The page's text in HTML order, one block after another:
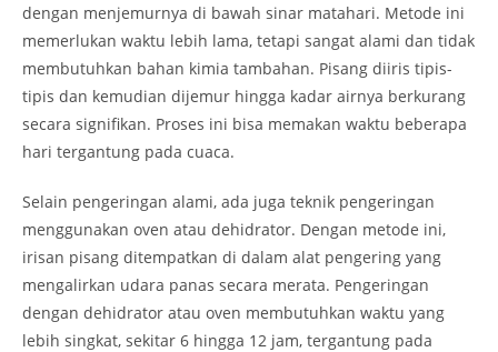
dengan menjemurnya di bawah sinar matahari. Metode ini
memerlukan waktu lebih lama, tetapi sangat alami dan tidak
membutuhkan bahan kimia tambahan. Pisang diiris tipis-
tipis dan kemudian dijemur hingga kadar airnya berkurang
secara signifikan. Proses ini bisa memakan waktu beberapa
hari tergantung pada cuaca.
Selain pengeringan alami, ada juga teknik pengeringan
menggunakan oven atau dehidrator. Dengan metode ini,
irisan pisang ditempatkan di dalam alat pengering yang
mengalirkan udara panas secara merata. Pengeringan
dengan dehidrator atau oven membutuhkan waktu yang
lebih singkat, sekitar 6 hingga 12 jam, tergantung pada